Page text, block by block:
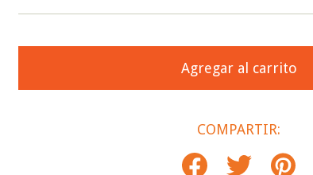
COMPARTIR: